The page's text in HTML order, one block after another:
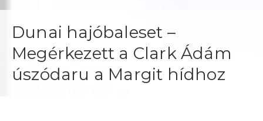
Dunai hajóbaleset –
Megérkezett a Clark Ádám
úszódaru a Margit hídhoz